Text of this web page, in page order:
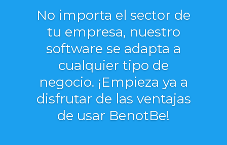
No importa el sector de
tu empresa, nuestro
software se adapta a
cualquier tipo de
negocio. ¡Empieza ya a
disfrutar de las ventajas
de usar BenotBe!